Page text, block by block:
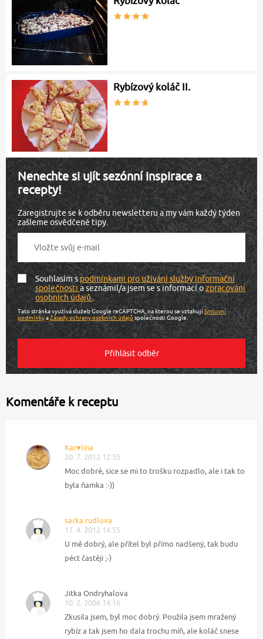
Rybízový koláč II.
Nenechte si ujít sezónní inspirace a
recepty!
Zaregistrujte se k odběru newsletteru a my vám každý týden
zašleme osvědčené tipy.
Souhlasím spodmínkami pro užívání služby informační
společnostia seznámil/a jsem se s informací ozpracování
osobních údajů.
Tato stránka využívá služeb Google reCAPTCHA, na kterou se vztahujíSmluvní
podmínkyaZásady ochrany osobních údajů společnosti Google.
Komentáře k receptu
Kar♥lina
20. 7. 2012 12:35
Moc dobré, sice se mi to trošku rozpadlo, ale i tak to
byla ňamka :-))
sarka rudlova
17. 4. 2012 14:55
U mě dobrý, ale přítel byl přímo nadšený, tak budu
péct častěji ;-)
Jitka Ondryhalova
10. 2. 2006 14:16
Zkusila jsem, byl moc dobrý. Použila jsem mražený
rybíz a tak jsem ho dala trochu míň, ale koláč snese